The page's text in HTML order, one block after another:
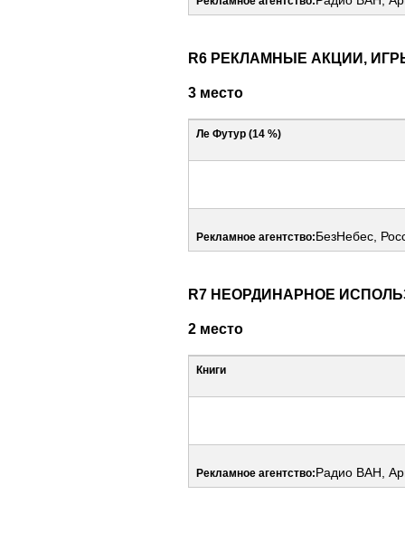
R6 РЕКЛАМНЫЕ АКЦИИ,
3 место
Ле Футур (14 %)
Рекламное агентство:БезНебес,
R7 НЕОРДИНАРНОЕ
2 место
Книги
Рекламное агентство:Радио ВАН,